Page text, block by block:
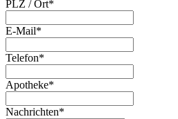
PLZ / Ort*
E-Mail*
Telefon*
Apotheke*
Nachrichten*